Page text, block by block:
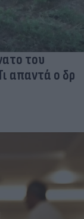
του
απαντά ο δρ